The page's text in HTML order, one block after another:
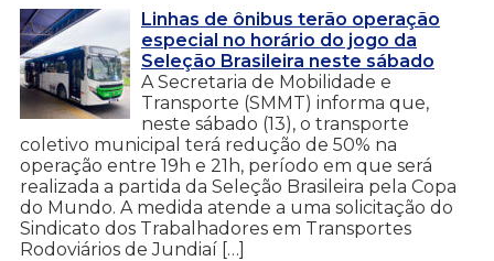
Linhas de ônibus terão operação
especial no horário do jogo da
Seleção Brasileira neste sábado
A Secretaria de Mobilidade e
Transporte (SMMT) informa que,
neste sábado (13), o transporte
coletivo municipal terá redução de 50% na
operação entre 19h e 21h, período em que será
realizada a partida da Seleção Brasileira pela Copa
do Mundo. A medida atende a uma solicitação do
Sindicato dos Trabalhadores em Transportes
Rodoviários de Jundiaí […]